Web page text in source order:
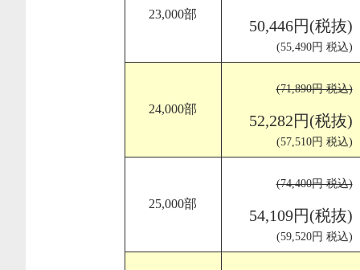
23,000部
50,446円(税抜)
(55,490円 税込)
24,000部
(71,890円 税込)
52,282円(税抜)
(57,510円 税込)
25,000部
(74,400円 税込)
54,109円(税抜)
(59,520円 税込)